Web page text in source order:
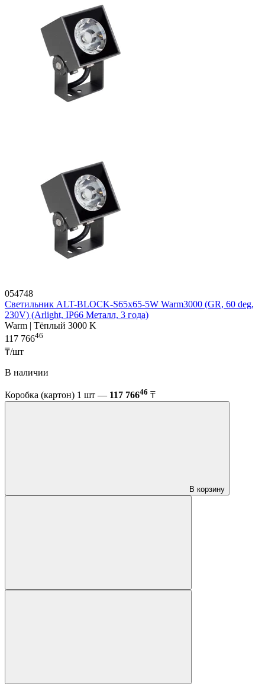
054748
Светильник ALT-BLOCK-S65x65-5W Warm3000 (GR, 60 deg,
230V) (Arlight, IP66 Металл, 3 года)
Warm | Тёплый 3000 K
117 76646
₸/шт
В наличии
Коробка (картон) 1 шт — 117 76646 ₸
В корзину